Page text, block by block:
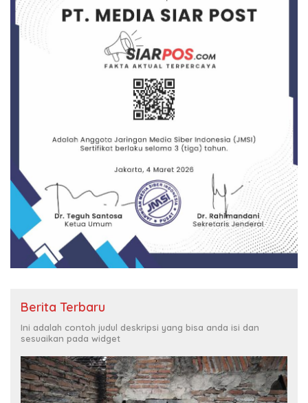
Berita Terbaru
Ini adalah contoh judul deskripsi yang bisa anda isi dan
sesuaikan pada widget